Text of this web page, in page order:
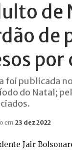
de
de
foi publicada
do Natal;
em 23 dez 2022
Jair